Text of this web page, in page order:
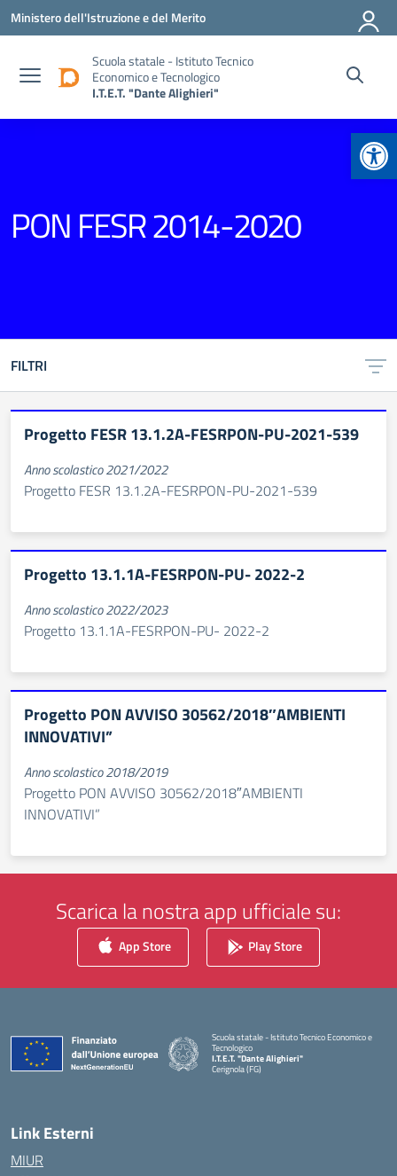
Vai ai contenuti
Vai al menu di navigazione
Vai al footer
Ministero dell'Istruzione e del Merito
Scuola statale - Istituto Tecnico
Economico e Tecnologico
I.T.E.T. "Dante Alighieri"
PON FESR 2014-2020
FILTRI
Progetto FESR 13.1.2A-FESRPON-PU-2021-539
Anno scolastico 2021/2022
Progetto FESR 13.1.2A-FESRPON-PU-2021-539
Progetto 13.1.1A-FESRPON-PU- 2022-2
Anno scolastico 2022/2023
Progetto 13.1.1A-FESRPON-PU- 2022-2
Progetto PON AVVISO 30562/2018″AMBIENTI
INNOVATIVI”
Anno scolastico 2018/2019
Progetto PON AVVISO 30562/2018″AMBIENTI
INNOVATIVI”
Scarica la nostra app ufficiale su:
App Store Play Store
Scuola statale - Istituto Tecnico Economico e
Tecnologico
I.T.E.T. "Dante Alighieri"
Cerignola (FG)
— Visita la pagina iniziale della scuola
Link Esterni
MIUR